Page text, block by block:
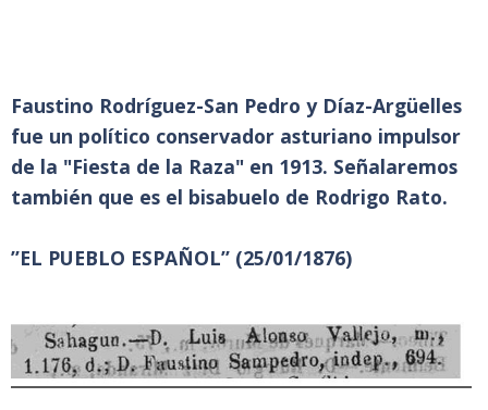
Faustino Rodríguez-San Pedro y Díaz-Argüelles
fue un político conservador asturiano impulsor
de la "Fiesta de la Raza" en 1913. Señalaremos
también que es el bisabuelo de Rodrigo Rato.
”EL PUEBLO ESPAÑOL” (25/01/1876)